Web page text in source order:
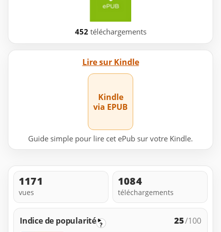
452 téléchargements
Lire sur Kindle
Kindle
via EPUB
Guide simple pour lire cet ePub sur votre Kindle.
1171
vues
1084
téléchargements
Indice de popularité ? 25/100